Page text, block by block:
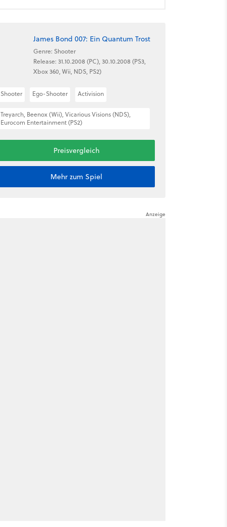
James Bond 007: Ein Quantum Trost
Genre: Shooter
Release: 31.10.2008 (PC), 30.10.2008 (PS3,
Xbox 360, Wii, NDS, PS2)
Shooter Ego-Shooter Activision
Treyarch, Beenox (Wii), Vicarious Visions (NDS),
Eurocom Entertainment (PS2)
Preisvergleich
Mehr zum Spiel